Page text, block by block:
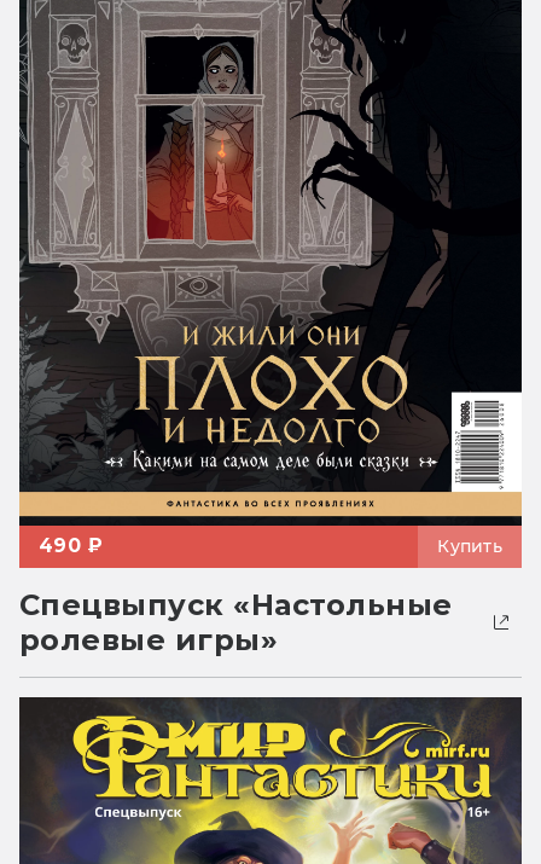
490 ₽ Купить
Спецвыпуск «Настольные
ролевые игры»